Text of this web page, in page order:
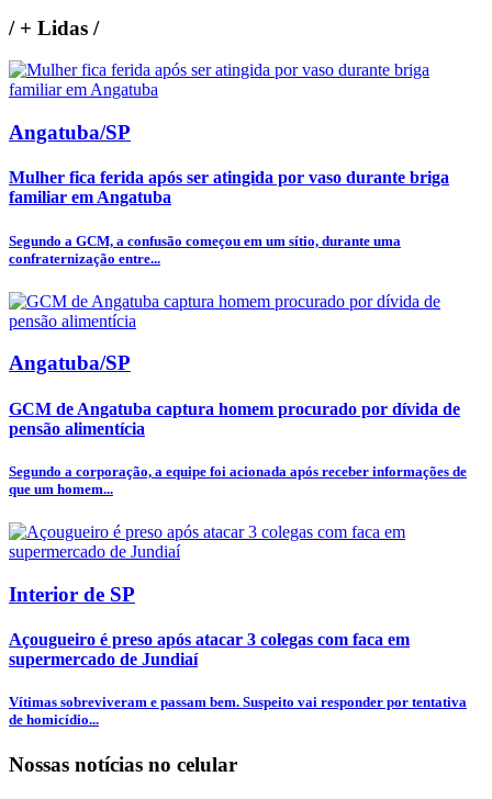
/+ Lidas /
Angatuba/SP
Mulher fica ferida após ser atingida por vaso durante briga
familiar em Angatuba
Segundo a GCM, a confusão começou em um sítio, durante uma
confraternização entre...
Angatuba/SP
GCM de Angatuba captura homem procurado por dívida de
pensão alimentícia
Segundo a corporação, a equipe foi acionada após receber informações de
que um homem...
Interior de SP
Açougueiro é preso após atacar 3 colegas com faca em
supermercado de Jundiaí
Vítimas sobreviveram e passam bem. Suspeito vai responder por tentativa
de homicídio...
Nossas notícias no celular